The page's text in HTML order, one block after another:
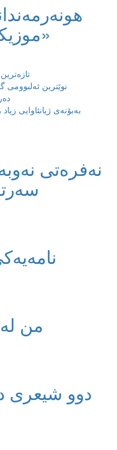
موزیكی «لا كاراڤان پاس»
نەفرەتی
من
دوو شیعری